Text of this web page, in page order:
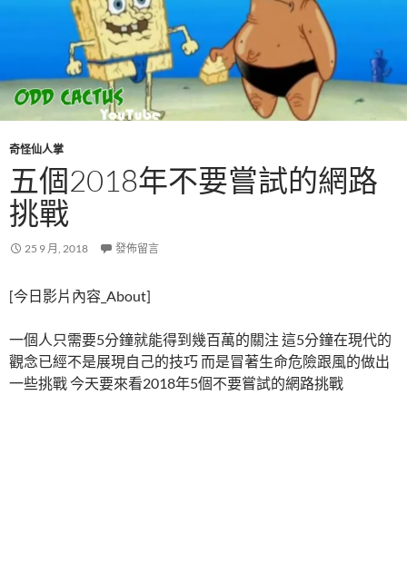
奇怪仙人掌
五個2018年不要嘗試的網路
挑戰
25 9 月, 2018 發佈留言
[今日影片內容_About]
一個人只需要5分鐘就能得到幾百萬的關注 這5分鐘在現代的
觀念已經不是展現自己的技巧 而是冒著生命危險跟風的做出
一些挑戰 今天要來看2018年5個不要嘗試的網路挑戰